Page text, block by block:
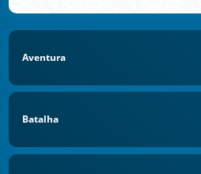
Aventura
Batalha